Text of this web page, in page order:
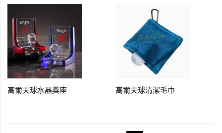
高爾夫球水晶獎座 高爾夫球清潔毛巾